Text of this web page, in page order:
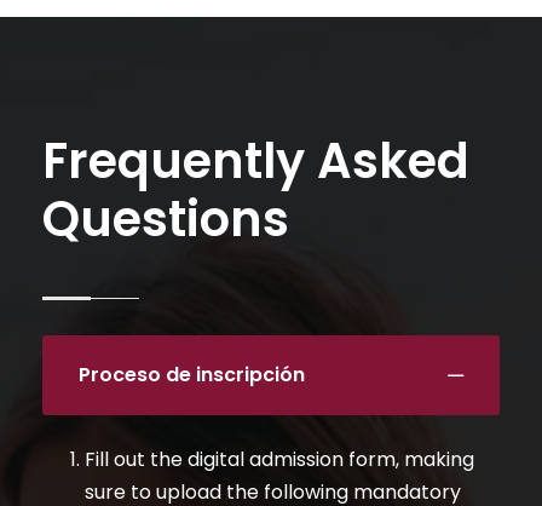
Frequently Asked
Questions
Proceso de inscripción
Fill out the digital admission form, making
sure to upload the following mandatory